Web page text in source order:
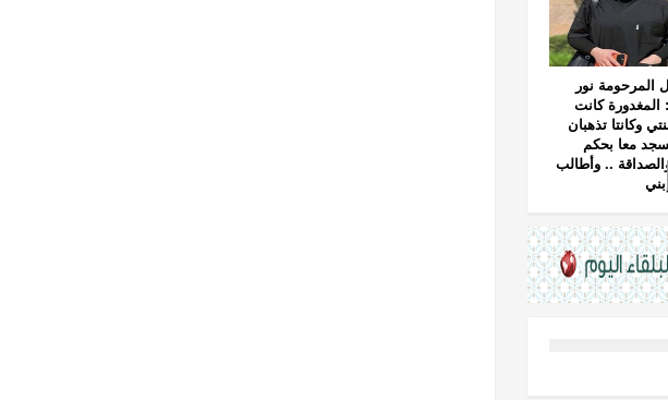
المرحومة نور
المغدورة كانت
وكانتا تذهبان
معا بحكم
.. وأطالب